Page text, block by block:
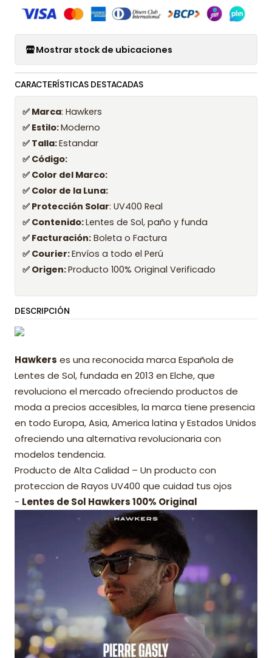
Mostrar stock de ubicaciones
CARACTERÍSTICAS DESTACADAS
✅ Marca: Hawkers
✅ Estilo:Moderno
✅ Talla:Estandar
✅ Código:
✅ Color del Marco:
✅ Color de la Luna:
✅ Protección Solar: UV400 Real
✅ Contenido:Lentes de Sol, paño y funda
✅ Facturación: Boleta o Factura
✅ Courier:Envíos a todo el Perú
✅ Origen:Producto 100% Original Verificado
DESCRIPCIÓN
Hawkers es una reconocida marca Española de
Lentes de Sol, fundada en 2013 en Elche, que
revoluciono el mercado ofreciendo productos de
moda a precios accesibles, la marca tiene presencia
en todo Europa, Asia, America latina y Estados Unidos
ofreciendo una alternativa revolucionaria con
modelos tendencia.
Producto de Alta Calidad – Un producto con
proteccion de Rayos UV400 que cuidad tus ojos
- Lentes de Sol Hawkers 100% Original